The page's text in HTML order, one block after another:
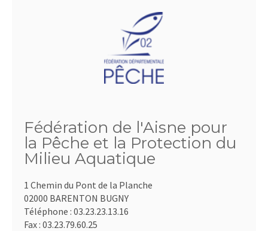
Fédération de l'Aisne pour
la Pêche et la Protection du
Milieu Aquatique
1 Chemin du Pont de la Planche
02000 BARENTON BUGNY
Téléphone : 03.23.23.13.16
Fax : 03.23.79.60.25